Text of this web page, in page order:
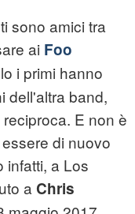
sono amici tra
ai Foo
i primi hanno
dell'altra band,
E non è
di nuovo
infatti, a Los
a Chris